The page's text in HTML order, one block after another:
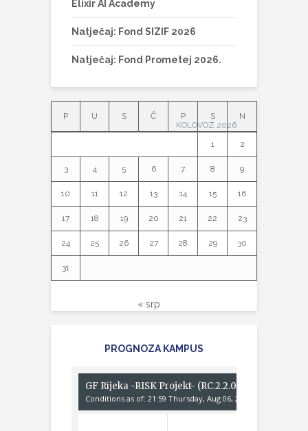
Elixir AI Academy
Natječaj: Fond SIZIF 2026
Natječaj: Fond Prometej 2026.
KOLOVOZ 2026
P U S Č P S N
1 2
3 4 5 6 7 8 9
10 11 12 13 14 15 16
17 18 19 20 21 22 23
24 25 26 27 28 29 30
31
« srp
PROGNOZA KAMPUS